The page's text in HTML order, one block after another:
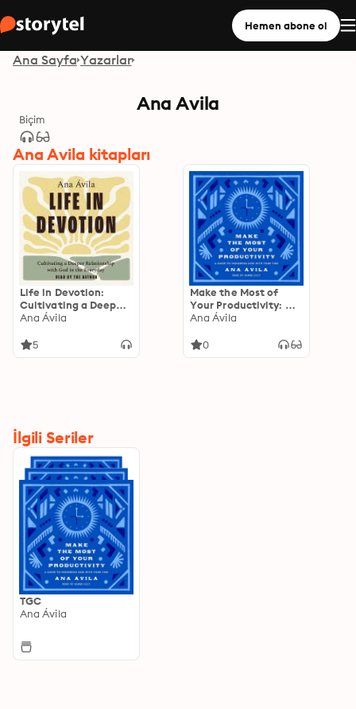
Hemen abone ol
Ana Sayfa Yazarlar
Ana Avila
Biçim
Ana Avila kitapları
Life in Devotion:
Cultivating a Deeper
Relationship with
Ana Ávila
5
Make the Most of
Your Productivity: A
Guide to Honoring
Ana Ávila
0
İlgili Seriler
TGC
Ana Ávila